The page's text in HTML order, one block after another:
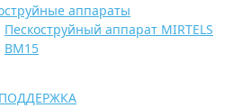
аппараты
Пескоструйный аппарат MIRTELS
BM15